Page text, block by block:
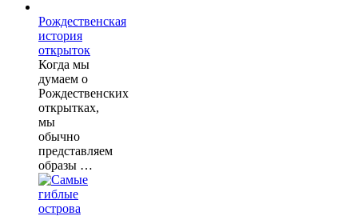
Рождественская
история
открыток
Когда мы
думаем о
Рождественских
открытках,
мы
обычно
представляем
образы …